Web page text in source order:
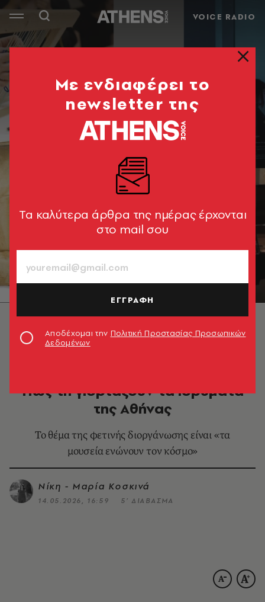
VOICE RADIO
Πώς τη γιορτάζουν τα ιδρύματα
της Αθήνας
Το θέμα της φετινής διοργάνωσης είναι «τα
μουσεία ενώνουν τον κόσμο»
Νίκη - Μαρία Κοσκινά
14.05.2026, 16:59 5’ ΔΙΑΒΑΣΜΑ
Mε ενδιαφέρει το
newsletter της
Tα καλύτερα άρθρα της ημέρας έρχονται
στο mail σου
ΕΓΓΡΑΦΗ
Αποδέχομαι την Πολιτική Προστασίας Προσωπικών
Δεδομένων